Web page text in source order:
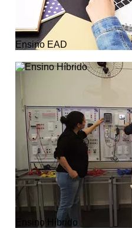
Ensino EAD
Ensino Híbrido